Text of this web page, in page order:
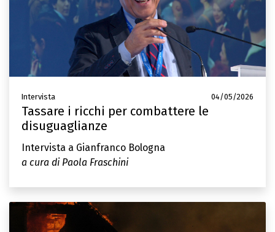
Intervista 04/05/2026
Tassare i ricchi per combattere le
disuguaglianze
Intervista a Gianfranco Bologna
a cura di Paola Fraschini